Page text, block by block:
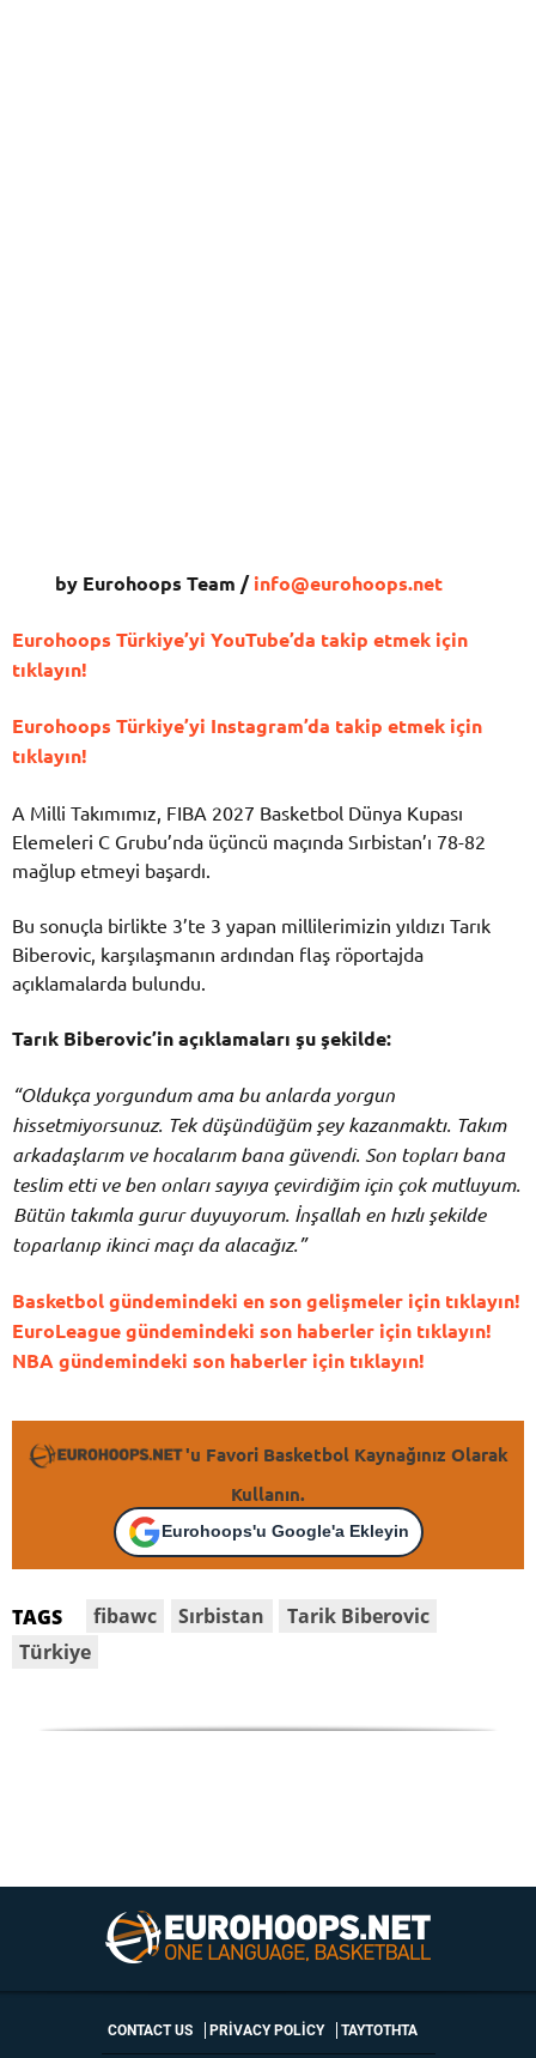
by Eurohoops Team /info@eurohoops.net
Eurohoops Türkiye’yi YouTube’da takip etmek için
tıklayın!
Eurohoops Türkiye’yi Instagram’da takip etmek için
tıklayın!
A Milli Takımımız, FIBA 2027 Basketbol Dünya Kupası
Elemeleri C Grubu’nda üçüncü maçında Sırbistan’ı 78-82
mağlup etmeyi başardı.
Bu sonuçla birlikte 3’te 3 yapan millilerimizin yıldızı Tarık
Biberovic, karşılaşmanın ardından flaş röportajda
açıklamalarda bulundu.
Tarık Biberovic’in açıklamaları şu şekilde:
“Oldukça yorgundum ama bu anlarda yorgun
hissetmiyorsunuz. Tek düşündüğüm şey kazanmaktı. Takım
arkadaşlarım ve hocalarım bana güvendi. Son topları bana
teslim etti ve ben onları sayıya çevirdiğim için çok mutluyum.
Bütün takımla gurur duyuyorum. İnşallah en hızlı şekilde
toparlanıp ikinci maçı da alacağız.”
Basketbol gündemindeki en son gelişmeler için tıklayın!
EuroLeague gündemindeki son haberler için tıklayın!
NBA gündemindeki son haberler için tıklayın!
'u Favori Basketbol Kaynağınız Olarak
Kullanın.
Eurohoops'u Google'a Ekleyin
TAGS fibawc Sırbistan
Tarik Biberovic
Türkiye
CONTACT US PRIVACY POLICY ΤΑΥΤΟΤΗΤΑ